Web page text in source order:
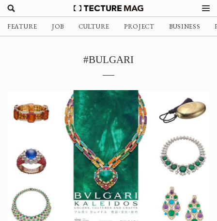
FEATURE JOB CULTURE PROJECT BUSINESS
#BULGARI